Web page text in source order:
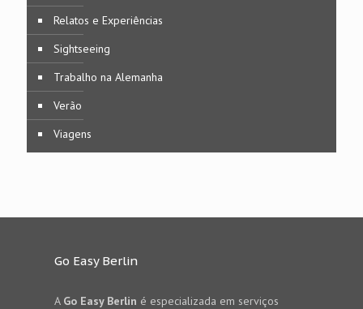
Relatos e Experiências
Sightseeing
Trabalho na Alemanha
Verão
Viagens
Go Easy Berlin
A Go Easy Berlin é especializada em serviços